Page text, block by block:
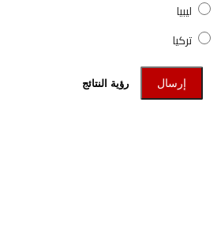
ليبيا
تركيا
إرسال رؤية النتائج